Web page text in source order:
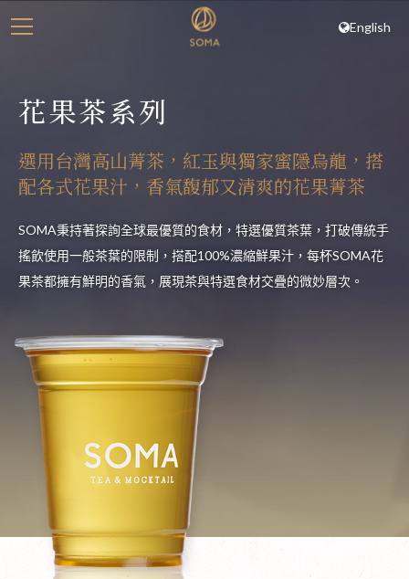
English
花果茶系列
選用台灣高山菁茶，紅玉與獨家蜜隱烏龍，搭
配各式花果汁，香氣馥郁又清爽的花果菁茶
SOMA秉持著探詢全球最優質的食材，特選優質茶葉，打破傳統手
搖飲使用一般茶葉的限制，搭配100%濃縮鮮果汁，每杯SOMA花
果茶都擁有鮮明的香氣，展現茶與特選食材交疊的微妙層次。